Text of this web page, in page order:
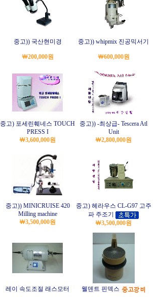
중고)) 국산현미경
￦200,000원
중고)) whipmix 진공믹서기
￦600,000원
중고) 포세린훼네스 TOUCH
PRESS I
￦3,600,000원
중고)) -최상급- Tescera Atl
Unit
￦2,800,000원
중고)) MINICRUISE 420
Milling machine
￦3,500,000원
중고) 헤라우스 CL-G97 고주
파 주조기
￦3,500,000원
레이 속도조절 래스모터 웰덴트 핀덱스